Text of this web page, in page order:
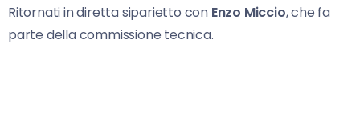
Ritornati in diretta siparietto con Enzo Miccio, che fa
parte della commissione tecnica.